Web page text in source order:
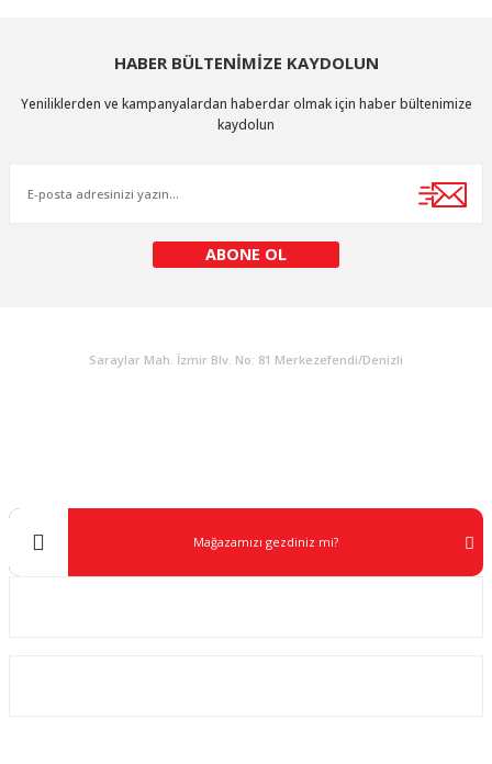
HABER BÜLTENİMİZE KAYDOLUN
Yeniliklerden ve kampanyalardan haberdar olmak için haber bültenimize
kaydolun
ABONE OL
Saraylar Mah. İzmir Blv. No: 81 Merkezefendi/Denizli
Mağazamızı gezdiniz mi?